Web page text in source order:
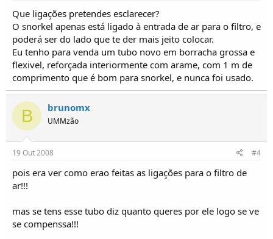
Que ligações pretendes esclarecer?
O snorkel apenas está ligado à entrada de ar para o filtro, e
poderá ser do lado que te der mais jeito colocar.
Eu tenho para venda um tubo novo em borracha grossa e
flexivel, reforçada interiormente com arame, com 1 m de
comprimento que é bom para snorkel, e nunca foi usado.
B brunomx
UMMzão
19 Out 2008 #4
pois era ver como erao feitas as ligações para o filtro de
ar!!!
mas se tens esse tubo diz quanto queres por ele logo se ve
se compenssa!!!